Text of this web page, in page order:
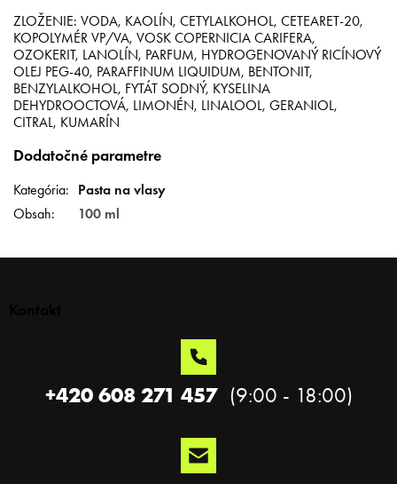
ZLOŽENIE: VODA, KAOLÍN, CETYLALKOHOL, CETEARET-20,
KOPOLYMÉR VP/VA, VOSK COPERNICIA CARIFERA,
OZOKERIT, LANOLÍN, PARFUM, HYDROGENOVANÝ RICÍNOVÝ
OLEJ PEG-40, PARAFFINUM LIQUIDUM, BENTONIT,
BENZYLALKOHOL, FYTÁT SODNÝ, KYSELINA
DEHYDROOCTOVÁ, LIMONÉN, LINALOOL, GERANIOL,
CITRAL, KUMARÍN
Dodatočné parametre
Kategória:
Pasta na vlasy
Obsah: 100 ml
+420 608 271 457